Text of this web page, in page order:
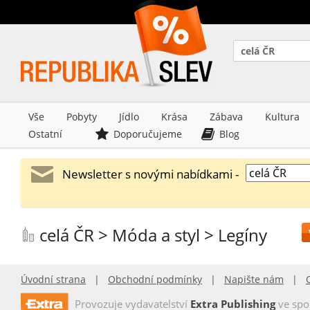
celá ČR
Vše Pobyty Jídlo Krása Zábava
Kultura
Ostatní
Doporučujeme Blog
Newsletter s novými nabídkami -
celá ČR > Móda a styl > Legíny
Úvodní strana | Obchodní podmínky | Napište nám |
Provozuje vydavatelství Extra Publishingve